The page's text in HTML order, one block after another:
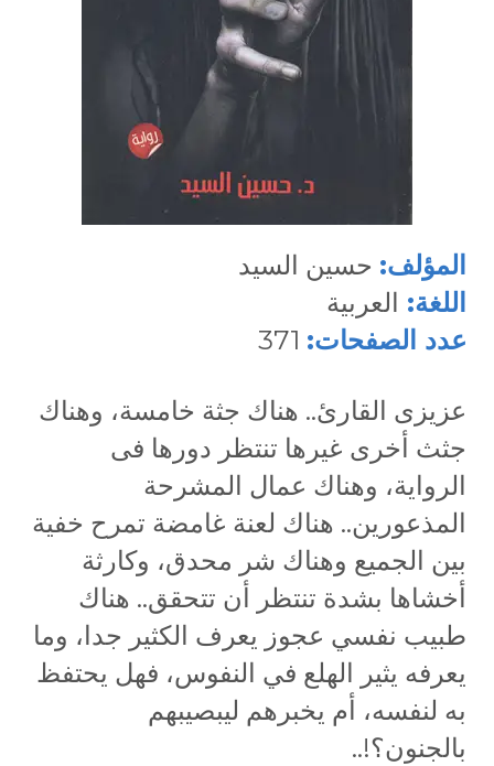
المؤلف: حسين السيد
اللغة: العربية
عدد الصفحات:
عزيزى القارئ.. هناك جثة خامسة، وهناك
جثث أخرى غيرها تنتظر دورها فى
الرواية، وهناك عمال المشرحة
المذعورين.. هناك لعنة غامضة تمرح خفية
بين الجميع وهناك شر محدق، وكارثة
أخشاها بشدة تنتظر أن تتحقق.. هناك
طبيب نفسي عجوز يعرف الكثير جدا، وما
يعرفه يثير الهلع في النفوس، فهل يحتفظ
به لنفسه، أم يخبرهم ليبصيبهم
بالجنون؟!..